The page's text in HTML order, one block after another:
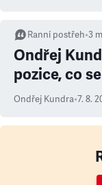
Ranní postřeh•3
Ondřej
pozice, co
Ondřej Kundra•7. 8.